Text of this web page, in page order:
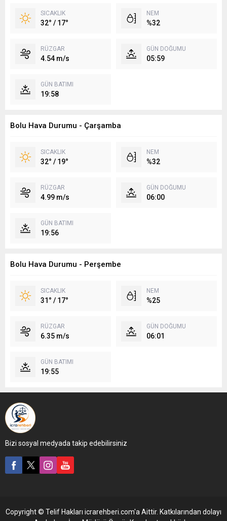
SICAKLIK
32° / 17°
NEM
%32
RÜZGAR
4.54 m/s
GÜN DOĞUMU
05:59
GÜN BATIMI
19:58
Bolu Hava Durumu - Çarşamba
SICAKLIK
32° / 19°
NEM
%32
RÜZGAR
4.99 m/s
GÜN DOĞUMU
06:00
GÜN BATIMI
19:56
Bolu Hava Durumu - Perşembe
SICAKLIK
31° / 17°
NEM
%25
RÜZGAR
6.35 m/s
GÜN DOĞUMU
06:01
GÜN BATIMI
19:55
Bizi sosyal medyada takip edebilirsiniz
Copyright © Telif Hakları icrarehberi.com'a Aittir. Katkılarından dolayı